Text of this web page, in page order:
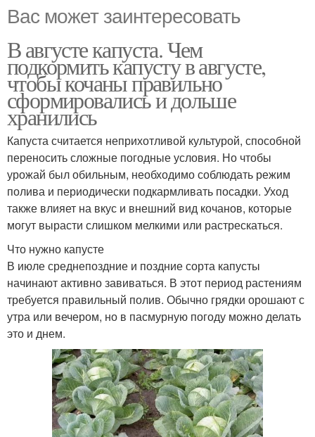
Вас может заинтересовать
В августе капуста. Чем
подкормить капусту в августе,
чтобы кочаны правильно
сформировались и дольше
хранились
Капуста считается неприхотливой культурой, способной
переносить сложные погодные условия. Но чтобы
урожай был обильным, необходимо соблюдать режим
полива и периодически подкармливать посадки. Уход
также влияет на вкус и внешний вид кочанов, которые
могут вырасти слишком мелкими или растрескаться.
Что нужно капусте
В июле среднепоздние и поздние сорта капусты
начинают активно завиваться. В этот период растениям
требуется правильный полив. Обычно грядки орошают с
утра или вечером, но в пасмурную погоду можно делать
это и днем.